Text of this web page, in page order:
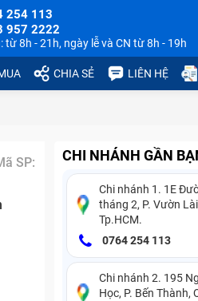
254 113
957 2222
từ 8h - 21h, ngày lễ và CN từ 8h - 19h
CHIA SẺ LIÊN HỆ
SP: CHI NHÁNH GẦN
Chi nhánh 1. 1E
tháng 2, P. Vườn
Tp.HCM.
0764 254 113
Chi nhánh 2. 195
Học, P. Bến Thành,